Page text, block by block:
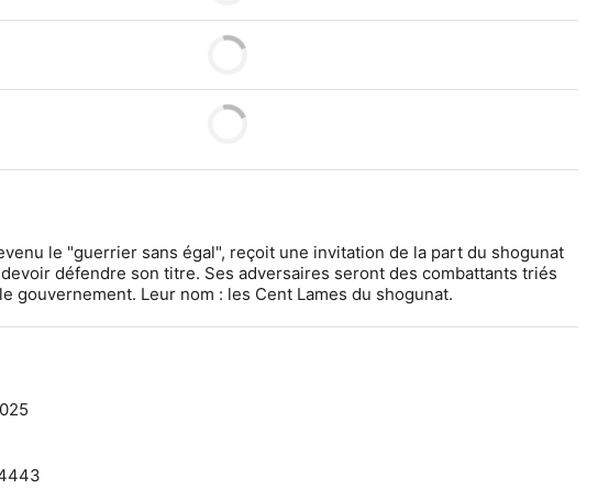
le "guerrier sans égal", reçoit une invitation de la part du shogunat
défendre son titre. Ses adversaires seront des combattants triés
gouvernement. Leur nom : les Cent Lames du shogunat.